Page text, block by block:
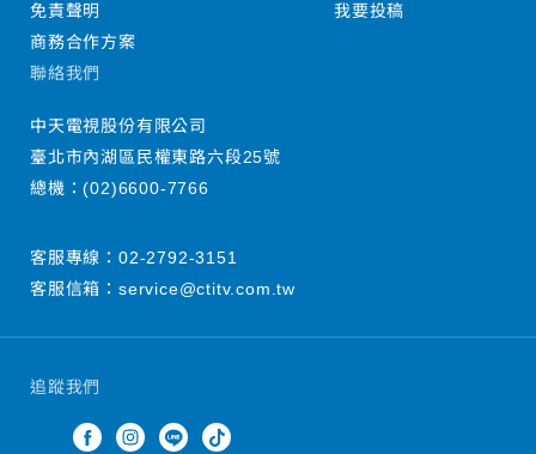
追蹤我們
免責聲明
商務合作方案
我要投稿
聯絡我們
中天電視股份有限公司
臺北市內湖區民權東路六段25號
總機：(02)6600-7766
客服專線： 02-2792-3151
客服信箱： service@ctitv.com.tw